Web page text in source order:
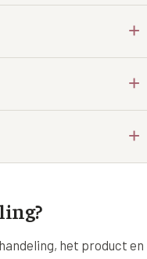
+
+
+
het product en